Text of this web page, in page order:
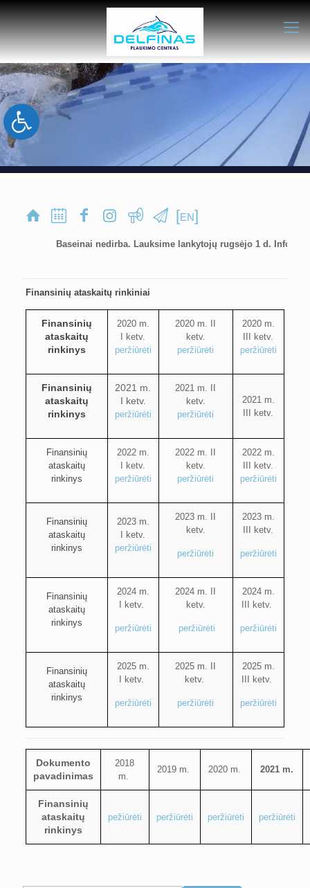
Open toolbar
[EN]
Baseinai nedirba. Lauksime lankytojų rugsėjo 1 d.
Finansinių ataskaitų rinkiniai
Finansinių
ataskaitų
rinkinys
2020 m.
I ketv.
peržiūrėti
2020 m. II
ketv.
peržiūrėti
2020 m.
III ketv.
peržiūrėti
Finansinių
ataskaitų
rinkinys
2021 m.
I ketv.
peržiūrėti
2021 m. II
ketv.
peržiūrėti
2021 m.
III ketv.
Finansinių
ataskaitų
rinkinys
2022 m.
I ketv.
peržiūrėti
2022 m. II
ketv.
peržiūrėti
2022 m.
III ketv.
peržiūrėti
Finansinių
ataskaitų
rinkinys
2023 m.
I ketv.
peržiūrėti
2023 m. II
ketv.
peržiūrėti
2023 m.
III ketv.
peržiūrėti
Finansinių
ataskaitų
rinkinys
2024 m.
I ketv.
peržiūrėti
2024 m. II
ketv.
peržiūrėti
2024 m.
III ketv.
peržiūrėti
Finansinių
ataskaitų
rinkinys
2025 m.
I ketv.
peržiūrėti
2025 m. II
ketv.
peržiūrėti
2025 m.
III ketv.
peržiūrėti
Dokumento
pavadinimas
2018
m.
2019 m. 2020 m. 2021 m.
Finansinių
ataskaitų
rinkinys
pežiūrėti peržiūrėti peržiūrėti peržiūrėti